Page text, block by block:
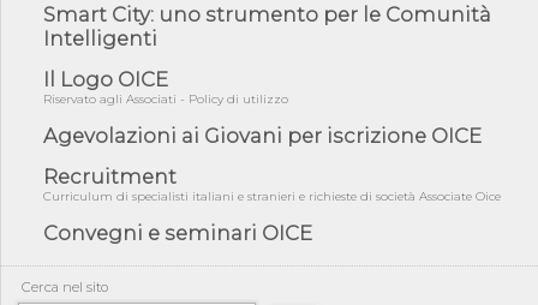
05/08/26 - Successo OICE per il bando della Città metropolitana
di Reg...
05/08/26 - Lettera OICE per il bando della Giunta Regionale della
Campa...
04/08/26 - DL PA: previste cancellazioni da elenchi professionisti
per ...
04/08/26 - International Sustainable Buildings Competition -
COP31, An...
04/08/26 - CdS, project financing: progetto di fattibilità da
impugnar...
04/08/26 - Rapporto Anac corruzione 2020-2026: procedimenti
penali per ...
Smart City: uno strumento per le Comunità
Intelligenti
Il Logo OICE
Riservato agli Associati - Policy di utilizzo
Agevolazioni ai Giovani per iscrizione OICE
Recruitment
Curriculum di specialisti italiani e stranieri e richieste di società Associate Oice
Convegni e seminari OICE
Cerca nel sito